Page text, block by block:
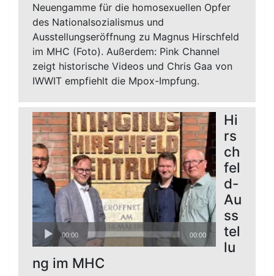
Neuengamme für die homosexuellen Opfer
des Nationalsozialismus und
Ausstellungseröffnung zu Magnus Hirschfeld
im MHC (Foto). Außerdem: Pink Channel
zeigt historische Videos und Chris Gaa von
IWWIT empfiehlt die Mpox-Impfung.
Audio-
Player
00:00 00:00
Hi
rs
ch
fel
d-
Au
ss
tel
lu
ng im MHC